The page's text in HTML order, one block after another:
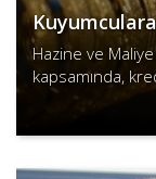
Hazine ve Maliye
kapsamında,
satarak nakde
Devamını Oku